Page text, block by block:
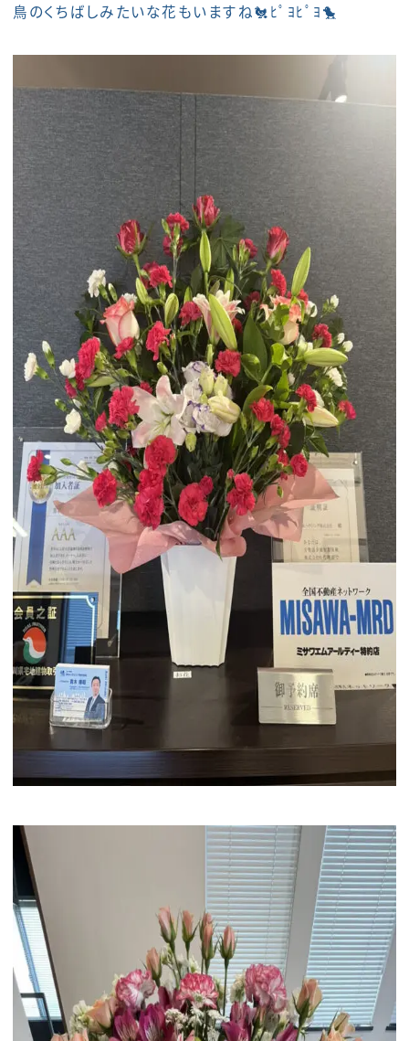
鳥のくちばしみたいな花もいますね🐔ﾋﾟﾖﾋﾟﾖ🐤